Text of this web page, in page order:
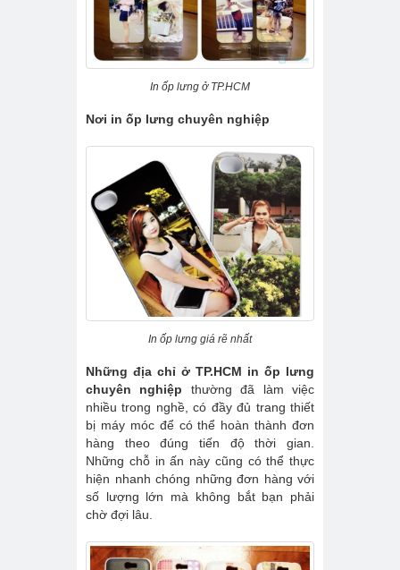
In ốp lưng ở TP.HCM
Nơi in ốp lưng chuyên nghiệp
In ốp lưng giá rẽ nhất
Những địa chỉ ở TP.HCM in ốp lưng
chuyên nghiệp thường đã làm việc
nhiều trong nghề, có đầy đủ trang thiết
bị máy móc để có thể hoàn thành đơn
hàng theo đúng tiến độ thời gian.
Những chỗ in ấn này cũng có thể thực
hiện nhanh chóng những đơn hàng với
số lượng lớn mà không bắt bạn phải
chờ đợi lâu.